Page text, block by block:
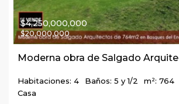
$4,250,000,000
$20,000,000
Habitaciones: 4 Baños: 5 y 1/2
m²: 764
Casa